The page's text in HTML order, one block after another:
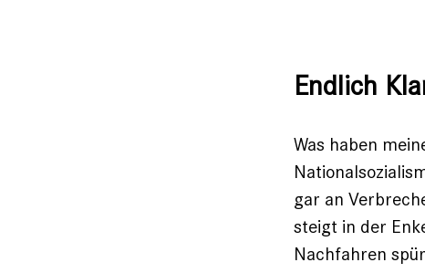
Endlich
Was haben
gar an
steigt in der
Nachfahren